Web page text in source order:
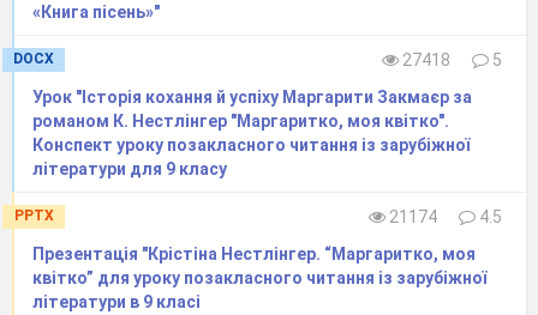
«Книга пісень»"
DOCX 27418
5
Урок "Історія кохання й успіху Маргарити Закмаєр за
романом К. Нестлінгер "Маргаритко, моя квітко".
Конспект уроку позакласного читання із зарубіжної
літератури для 9 класу
PPTX 21174
4.5
Презентація "Крістіна Нестлінгер. “Маргаритко, моя
квітко” для уроку позакласного читання із зарубіжної
літератури в 9 класі